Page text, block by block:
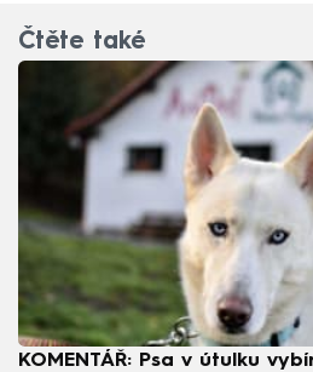
Čtěte také
KOMENTÁŘ: Psa v útulku